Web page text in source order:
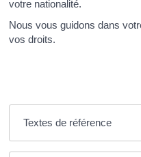
votre nationalité.
Nous vous guidons dans
vos droits.
Textes de référence